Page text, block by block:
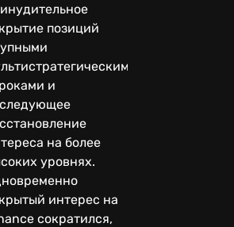
позиций
и
на более
уровнях.
интерес на
сократился,